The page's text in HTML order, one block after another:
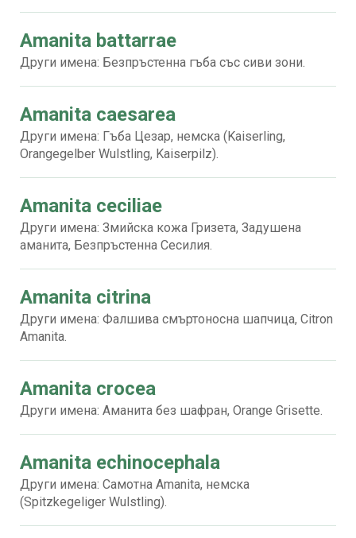
Amanita battarrae
Други имена: Безпръстенна гъба със сиви зони.
Amanita caesarea
Други имена: Гъба Цезар, немска (Kaiserling,
Orangegelber Wulstling, Kaiserpilz).
Amanita ceciliae
Други имена: Змийска кожа Гризета, Задушена
аманита, Безпръстенна Сесилия.
Amanita citrina
Други имена: Фалшива смъртоносна шапчица, Citron
Amanita.
Amanita crocea
Други имена: Аманита без шафран, Orange Grisette.
Amanita echinocephala
Други имена: Самотна Amanita, немска
(Spitzkegeliger Wulstling).